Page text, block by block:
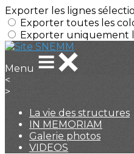
Exporter les lignes
Exporter toutes les
Exporter uniquement
Menu
<
>
La vie des structures
IN MEMORIAM
Galerie photos
VIDEOS